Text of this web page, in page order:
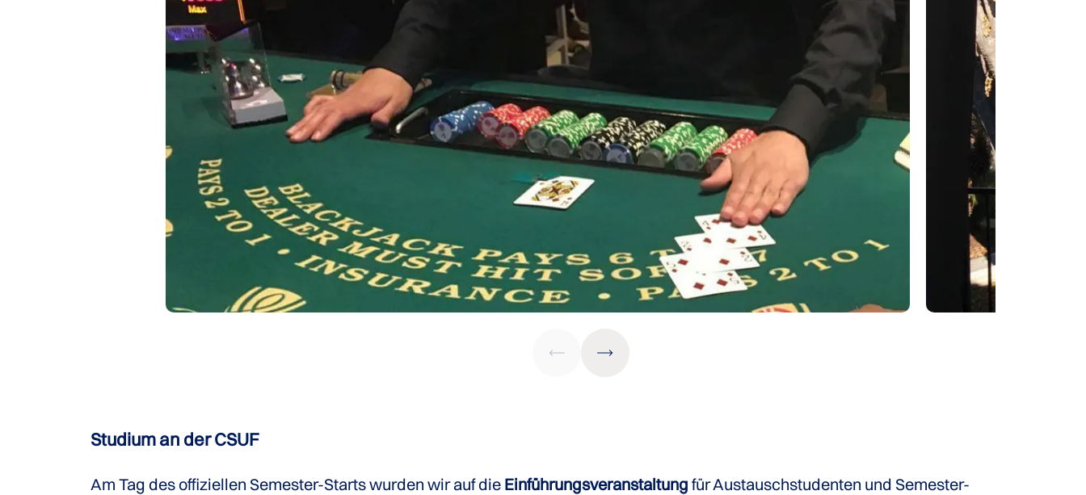
Studium an der CSUF
Am Tag des offiziellen Semester-Starts wurden wir auf die Einführungsveranstaltung für Austauschstudenten und Semester-